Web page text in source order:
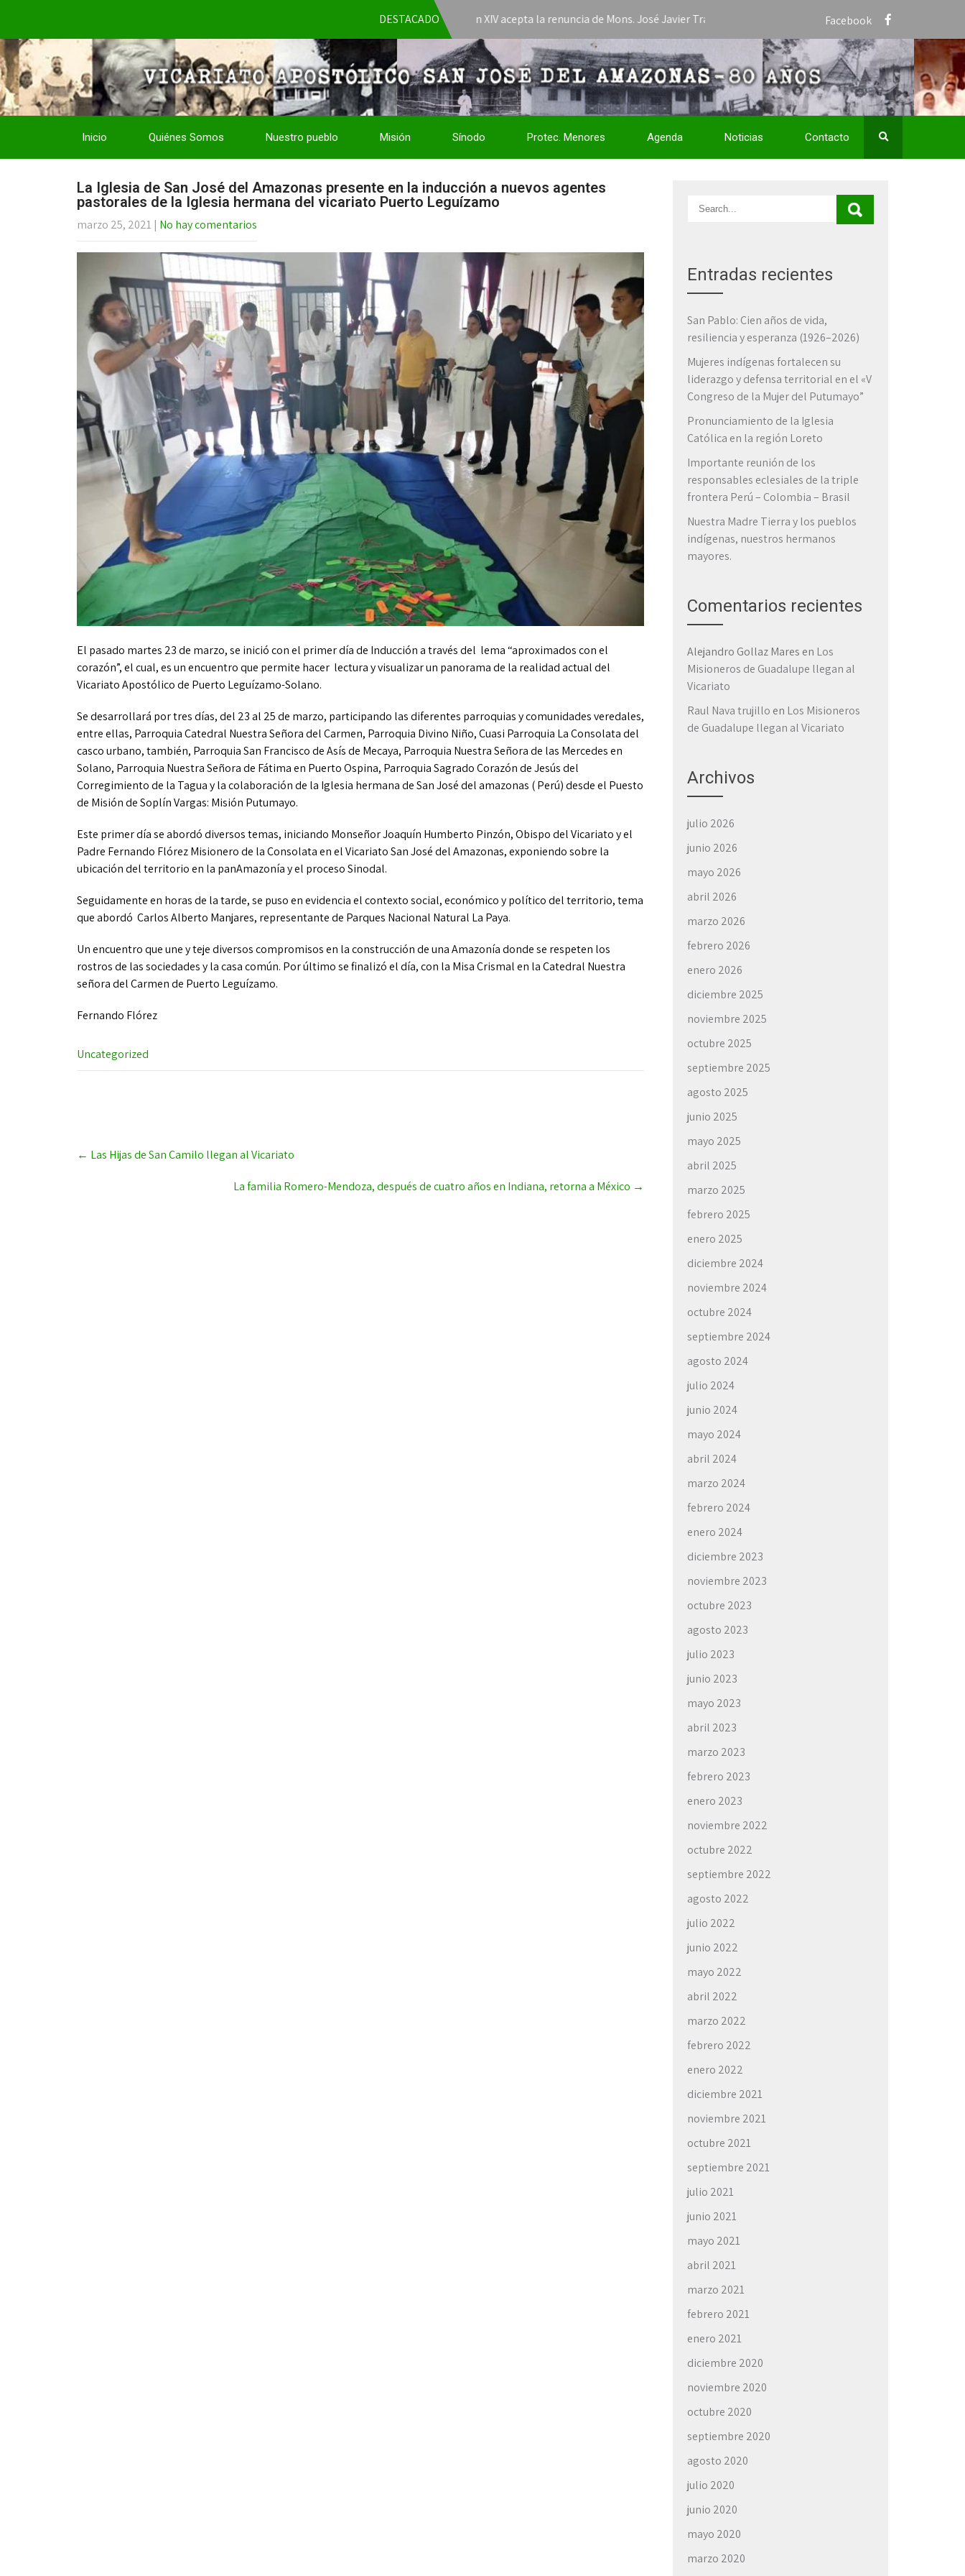
DESTACADO
El Papa León XIV acepta la renuncia de Mons. José Javier Travieso como Vicario Apostólico de San José del Amazonas y
Facebook
Inicio Quiénes Somos Nuestro pueblo Misión Sínodo Protec. Menores Agenda Noticias Contacto
La Iglesia de San José del Amazonas presente en la inducción a nuevos agentes
pastorales de la Iglesia hermana del vicariato Puerto Leguízamo
marzo 25, 2021 | No hay comentarios
El pasado martes 23 de marzo, se inició con el primer día de Inducción a través del lema “aproximados con el
corazón”, el cual, es un encuentro que permite hacer lectura y visualizar un panorama de la realidad actual del
Vicariato Apostólico de Puerto Leguízamo-Solano.
Se desarrollará por tres días, del 23 al 25 de marzo, participando las diferentes parroquias y comunidades veredales,
entre ellas, Parroquia Catedral Nuestra Señora del Carmen, Parroquia Divino Niño, Cuasi Parroquia La Consolata del
casco urbano, también, Parroquia San Francisco de Asís de Mecaya, Parroquia Nuestra Señora de las Mercedes en
Solano, Parroquia Nuestra Señora de Fátima en Puerto Ospina, Parroquia Sagrado Corazón de Jesús del
Corregimiento de la Tagua y la colaboración de la Iglesia hermana de San José del amazonas ( Perú) desde el Puesto
de Misión de Soplín Vargas: Misión Putumayo.
Este primer día se abordó diversos temas, iniciando Monseñor Joaquín Humberto Pinzón, Obispo del Vicariato y el
Padre Fernando Flórez Misionero de la Consolata en el Vicariato San José del Amazonas, exponiendo sobre la
ubicación del territorio en la panAmazonía y el proceso Sinodal.
Seguidamente en horas de la tarde, se puso en evidencia el contexto social, económico y político del territorio, tema
que abordó Carlos Alberto Manjares, representante de Parques Nacional Natural La Paya.
Un encuentro que une y teje diversos compromisos en la construcción de una Amazonía donde se respeten los
rostros de las sociedades y la casa común. Por último se finalizó el día, con la Misa Crismal en la Catedral Nuestra
señora del Carmen de Puerto Leguízamo.
Fernando Flórez
Uncategorized
Post
navigation
← Las Hijas de San Camilo llegan al Vicariato
La familia Romero-Mendoza, después de cuatro años en Indiana, retorna a México →
Entradas recientes
San Pablo: Cien años de vida,
resiliencia y esperanza (1926–2026)
Mujeres indígenas fortalecen su
liderazgo y defensa territorial en el «V
Congreso de la Mujer del Putumayo”
Pronunciamiento de la Iglesia
Católica en la región Loreto
Importante reunión de los
responsables eclesiales de la triple
frontera Perú – Colombia – Brasil
Nuestra Madre Tierra y los pueblos
indígenas, nuestros hermanos
mayores.
Comentarios recientes
Alejandro Gollaz Mares en Los
Misioneros de Guadalupe llegan al
Vicariato
Raul Nava trujillo en Los Misioneros
de Guadalupe llegan al Vicariato
Archivos
julio 2026
junio 2026
mayo 2026
abril 2026
marzo 2026
febrero 2026
enero 2026
diciembre 2025
noviembre 2025
octubre 2025
septiembre 2025
agosto 2025
junio 2025
mayo 2025
abril 2025
marzo 2025
febrero 2025
enero 2025
diciembre 2024
noviembre 2024
octubre 2024
septiembre 2024
agosto 2024
julio 2024
junio 2024
mayo 2024
abril 2024
marzo 2024
febrero 2024
enero 2024
diciembre 2023
noviembre 2023
octubre 2023
agosto 2023
julio 2023
junio 2023
mayo 2023
abril 2023
marzo 2023
febrero 2023
enero 2023
noviembre 2022
octubre 2022
septiembre 2022
agosto 2022
julio 2022
junio 2022
mayo 2022
abril 2022
marzo 2022
febrero 2022
enero 2022
diciembre 2021
noviembre 2021
octubre 2021
septiembre 2021
julio 2021
junio 2021
mayo 2021
abril 2021
marzo 2021
febrero 2021
enero 2021
diciembre 2020
noviembre 2020
octubre 2020
septiembre 2020
agosto 2020
julio 2020
junio 2020
mayo 2020
marzo 2020